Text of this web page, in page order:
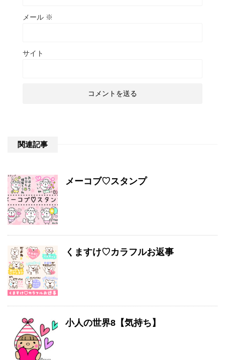
メール ※
サイト
関連記事
メーコブ♡スタンプ
くますけ♡カラフルお返事
小人の世界8【気持ち】